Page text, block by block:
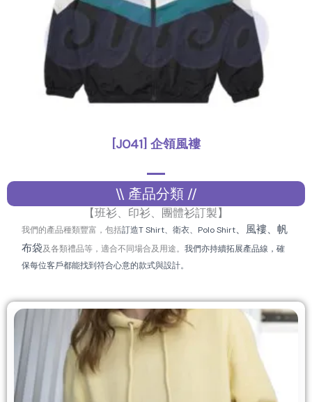
[J041] 企領風褸
\\ 產品分類 //
【班衫、印衫、團體衫訂製】
我們的產品種類豐富，包括訂造T Shirt、衛衣、Polo Shirt、風褸、帆
布袋及各類禮品等，適合不同場合及用途。我們亦持續拓展產品線，確
保每位客戶都能找到符合心意的款式與設計。